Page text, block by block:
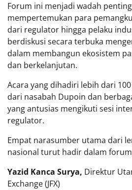
Forum ini menjadi wadah
mempertemukan para
dari regulator hingga pelaku
berdiskusi secara terbuka
dalam membangun ekosistem
dan berkelanjutan.
Acara yang dihadiri lebih dari
dari nasabah Dupoin dan
yang antusias mengikuti sesi
regulator.
Empat narasumber utama dari
nasional turut hadir dalam
Yazid Kanca Surya, Direktur
Exchange (JFX)